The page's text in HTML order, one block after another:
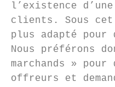
l’existence
clients. Sous
plus adapté pour
Nous préférons
marchands »
offreurs et